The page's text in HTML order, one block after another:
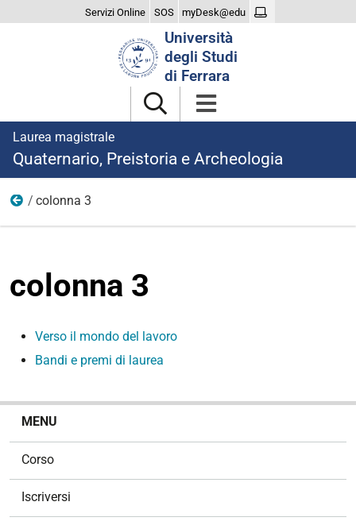
Servizi Online SOS myDesk@edu
Università
degli Studi
di Ferrara
Laurea magistrale
Quaternario, Preistoria e Archeologia
dopo laurea
colonna 3
colonna 3
Verso il mondo del lavoro
Bandi e premi di laurea
MENU
Corso
Iscriversi